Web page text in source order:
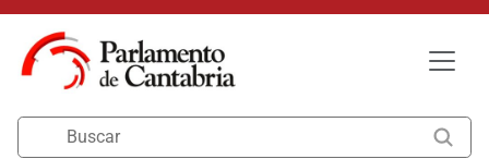
Pasar al contenido principal